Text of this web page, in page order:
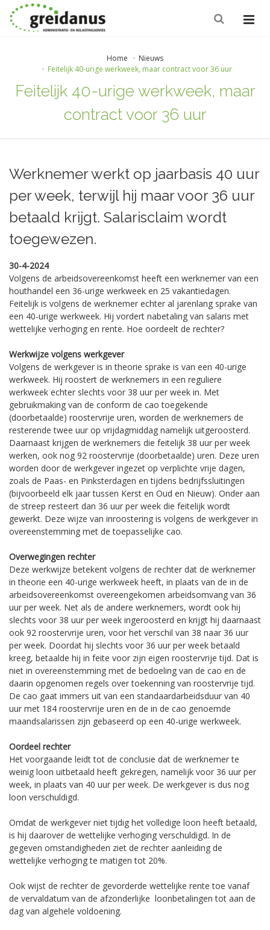
Home
Nieuws
Feitelijk 40-urige werkweek, maar contract voor 36 uur
Feitelijk 40-urige werkweek, maar
contract voor 36 uur
Werknemer werkt op jaarbasis 40 uur
per week, terwijl hij maar voor 36 uur
betaald krijgt. Salarisclaim wordt
toegewezen.
30-4-2024
Volgens de arbeidsovereenkomst heeft een werknemer van een
houthandel een 36-urige werkweek en 25 vakantiedagen.
Feitelijk is volgens de werknemer echter al jarenlang sprake van
een 40-urige werkweek. Hij vordert nabetaling van salaris met
wettelijke verhoging en rente. Hoe oordeelt de rechter?
Werkwijze volgens werkgever
Volgens de werkgever is in theorie sprake is van een 40-urige
werkweek. Hij roostert de werknemers in een reguliere
werkweek echter slechts voor 38 uur per week in. Met
gebruikmaking van de conform de cao toegekende
(doorbetaalde) roostervrije uren, worden de werknemers de
resterende twee uur op vrijdagmiddag namelijk uitgeroosterd.
Daarnaast krijgen de werknemers die feitelijk 38 uur per week
werken, ook nog 92 roostervrije (doorbetaalde) uren. Deze uren
worden door de werkgever ingezet op verplichte vrije dagen,
zoals de Paas- en Pinksterdagen en tijdens bedrijfssluitingen
(bijvoorbeeld elk jaar tussen Kerst en Oud en Nieuw). Onder aan
de streep resteert dan 36 uur per week die feitelijk wordt
gewerkt. Deze wijze van inroostering is volgens de werkgever in
overeenstemming met de toepasselijke cao.
Overwegingen rechter
Deze werkwijze betekent volgens de rechter dat de werknemer
in theorie een 40-urige werkweek heeft, in plaats van de in de
arbeidsovereenkomst overeengekomen arbeidsomvang van 36
uur per week. Net als de andere werknemers, wordt ook hij
slechts voor 38 uur per week ingeroosterd en krijgt hij daarnaast
ook 92 roostervrije uren, voor het verschil van 38 naar 36 uur
per week. Doordat hij slechts voor 36 uur per week betaald
kreeg, betaalde hij in feite voor zijn eigen roostervrije tijd. Dat is
niet in overeenstemming met de bedoeling van de cao en de
daarin opgenomen regels over toekenning van roostervrije tijd.
De cao gaat immers uit van een standaardarbeidsduur van 40
uur met 184 roostervrije uren en de in de cao genoemde
maandsalarissen zijn gebaseerd op een 40-urige werkweek.
Oordeel rechter
Het voorgaande leidt tot de conclusie dat de werknemer te
weinig loon uitbetaald heeft gekregen, namelijk voor 36 uur per
week, in plaats van 40 uur per week. De werkgever is dus nog
loon verschuldigd.
Omdat de werkgever niet tijdig het volledige loon heeft betaald,
is hij daarover de wettelijke verhoging verschuldigd. In de
gegeven omstandigheden ziet de rechter aanleiding de
wettelijke verhoging te matigen tot 20%.
Ook wijst de rechter de gevorderde wettelijke rente toe vanaf
de vervaldatum van de afzonderlijke loonbetalingen tot aan de
dag van algehele voldoening.